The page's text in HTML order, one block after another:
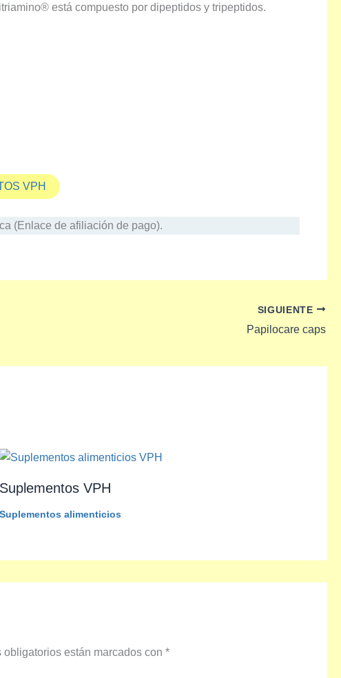
está compuesto por dipeptidos y tripeptidos.
VPH
(Enlace de afiliación de pago).
SIGUIENTE
Papilocare caps
Suplementos VPH
Suplementos alimenticios
obligatorios están marcados con *